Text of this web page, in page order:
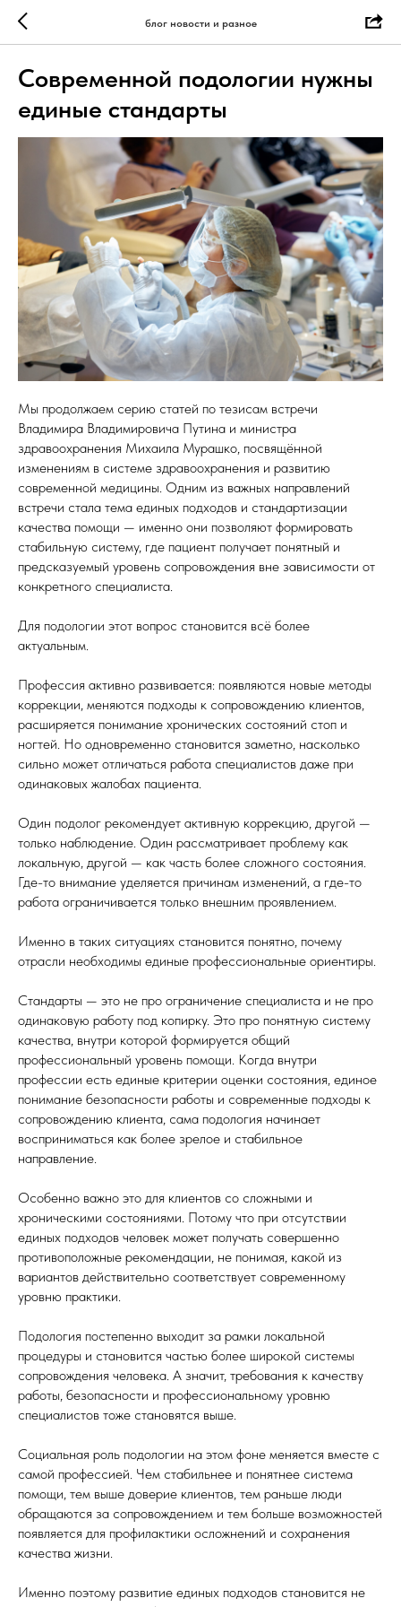
блог новости и разное
Современной подологии нужны
единые стандарты
Мы продолжаем серию статей по тезисам встречи
Владимира Владимировича Путина и министра
здравоохранения Михаила Мурашко, посвящённой
изменениям в системе здравоохранения и развитию
современной медицины. Одним из важных направлений
встречи стала тема единых подходов и стандартизации
качества помощи — именно они позволяют формировать
стабильную систему, где пациент получает понятный и
предсказуемый уровень сопровождения вне зависимости от
конкретного специалиста.
Для подологии этот вопрос становится всё более
актуальным.
Профессия активно развивается: появляются новые методы
коррекции, меняются подходы к сопровождению клиентов,
расширяется понимание хронических состояний стоп и
ногтей. Но одновременно становится заметно, насколько
сильно может отличаться работа специалистов даже при
одинаковых жалобах пациента.
Один подолог рекомендует активную коррекцию, другой —
только наблюдение. Один рассматривает проблему как
локальную, другой — как часть более сложного состояния.
Где-то внимание уделяется причинам изменений, а где-то
работа ограничивается только внешним проявлением.
Именно в таких ситуациях становится понятно, почему
отрасли необходимы единые профессиональные ориентиры.
Стандарты — это не про ограничение специалиста и не про
одинаковую работу под копирку. Это про понятную систему
качества, внутри которой формируется общий
профессиональный уровень помощи. Когда внутри
профессии есть единые критерии оценки состояния, единое
понимание безопасности работы и современные подходы к
сопровождению клиента, сама подология начинает
восприниматься как более зрелое и стабильное
направление.
Особенно важно это для клиентов со сложными и
хроническими состояниями. Потому что при отсутствии
единых подходов человек может получать совершенно
противоположные рекомендации, не понимая, какой из
вариантов действительно соответствует современному
уровню практики.
Подология постепенно выходит за рамки локальной
процедуры и становится частью более широкой системы
сопровождения человека. А значит, требования к качеству
работы, безопасности и профессиональному уровню
специалистов тоже становятся выше.
Социальная роль подологии на этом фоне меняется вместе с
самой профессией. Чем стабильнее и понятнее система
помощи, тем выше доверие клиентов, тем раньше люди
обращаются за сопровождением и тем больше возможностей
появляется для профилактики осложнений и сохранения
качества жизни.
Именно поэтому развитие единых подходов становится не